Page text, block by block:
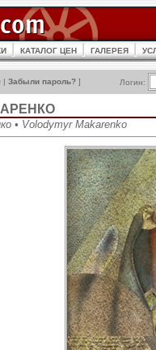
КАТАЛОГ ЦЕН ГАЛЕРЕЯ
| Забыли пароль? ] Логин:
• Volodymyr Makarenko